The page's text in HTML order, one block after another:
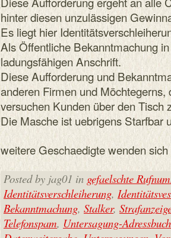
hinter diesen unzulässigen
Es liegt hier
Als Öffentliche Bekanntmachung
ladungsfähigen Anschrift.
Diese Aufforderung und
anderen Firmen und
versuchen Kunden über den Tisch
Die Masche ist uebrigens Starfbar
weitere Geschaedigte wenden
Posted by jag01 in gefaelschte
Identitätsverschleiherung,
Bekanntmachung, Stalker,
Telefonspam, Untersagung-